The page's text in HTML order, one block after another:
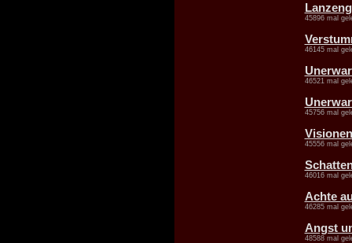
45896 mal
46145 mal
46521 mal
45756 mal
Visionen
45556 mal
46016 mal
Achte
46285 mal
Angst
48588 mal